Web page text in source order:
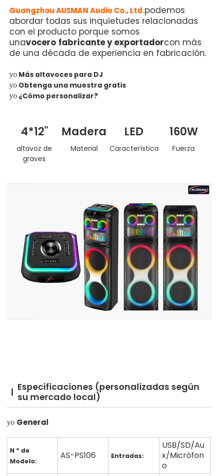
Guangzhou AUSMAN Audio Co., Ltd.podemos
abordar todas sus inquietudes relacionadas
con el producto porque somos
unavocero fabricante y exportadorcon más
de una década de experiencia en fabricación.
yo Más altavoces para DJ
yo Obtenga una muestra gratis
yo ¿Cómo personalizar?
4*12"
altavoz de
graves
Madera
Material
LED
Característica
160W
Fuerza
Especificaciones (personalizadas según
su mercado local)
yo General
N º de
Modelo:
AS-PS106 Entradas:
USB/SD/Au
x/Micrófon
o